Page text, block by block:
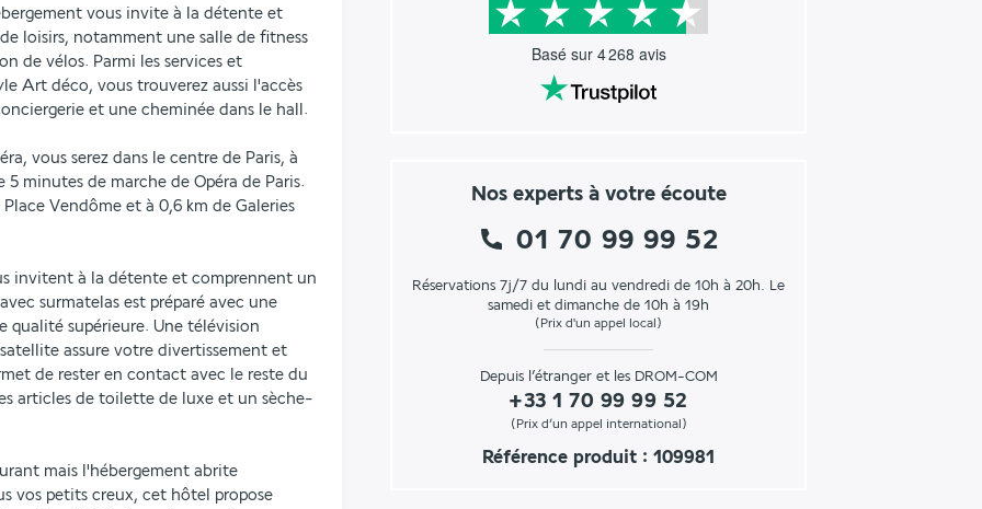
Basé sur 4 268 avis
Nos experts à votre écoute
01 70 99 99 52
Réservations 7j/7 du lundi au vendredi de 10h à 20h. Le
samedi et dimanche de 10h à 19h
(Prix d'un appel local)
Depuis l’étranger et les DROM-COM
+33 1 70 99 99 52
(Prix d’un appel international)
Référence produit : 109981
vous invite à la détente et
loisirs, notamment une salle de fitness
de vélos. Parmi les services et
Art déco, vous trouverez aussi l'accès
et une cheminée dans le hall.
vous serez dans le centre de Paris, à
5 minutes de marche de Opéra de Paris.
Vendôme et à 0,6 km de Galeries
invitent à la détente et comprennent un
surmatelas est préparé avec une
supérieure. Une télévision
assure votre divertissement et
de rester en contact avec le reste du
articles de toilette de luxe et un sèche-
mais l'hébergement abrite
vos petits creux, cet hôtel propose